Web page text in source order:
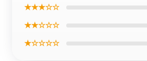
★★★☆☆
★★☆☆☆
★☆☆☆☆